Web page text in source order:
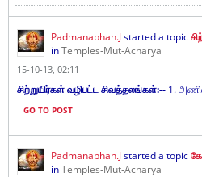
Padmanabhan.Jstarted a topic
inTemples-Mut-Acharya
15-10-13, 02:11
சிற்றுயிர்கள் வழிபட்ட சிவத்தலங்கள்:-- 1.
GO TO POST
Padmanabhan.Jstarted a topic
inTemples-Mut-Acharya